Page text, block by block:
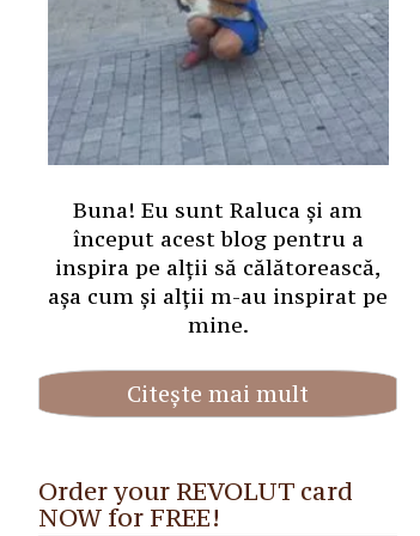
Buna! Eu sunt Raluca și am
început acest blog pentru a
inspira pe alții să călătorească,
așa cum și alții m-au inspirat pe
mine.
Citește mai mult
Order your REVOLUT card
NOW for FREE!